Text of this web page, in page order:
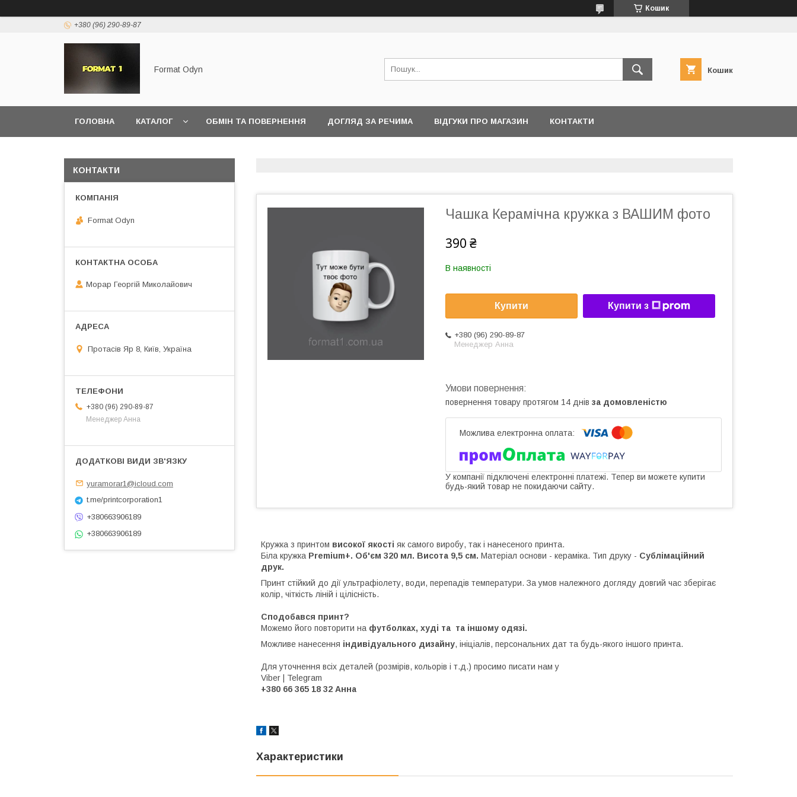
Кошик
+380 (96) 290-89-87
Format Odyn Кошик
ГОЛОВНА КАТАЛОГ ОБМІН ТА ПОВЕРНЕННЯ ДОГЛЯД ЗА РЕЧИМА ВІДГУКИ ПРО МАГАЗИН КОНТАКТИ
Чашка Керамічна кружка з ВАШИМ фото
390 ₴
В наявності
Купити Купити з
+380 (96) 290-89-87
Менеджер Анна
повернення товару протягом 14 днів за домовленістю
У компанії підключені електронні платежі. Тепер ви можете купити
будь-який товар не покидаючи сайту.
Кружка з принтом високої якості як самого виробу, так і нанесеного принта.
Біла кружка Premium+. Об'єм 320 мл. Висота 9,5 см. Матеріал основи - кераміка. Тип друку - Сублімаційний
друк.
Принт стійкий до дії ультрафіолету, води, перепадів температури. За умов належного догляду довгий час зберігає
колір, чіткість ліній і цілісність.
Сподобався принт?
Можемо його повторити на футболках, худі та та іншому одязі.
Можливе нанесення індивідуального дизайну, ініціалів, персональних дат та будь-якого іншого принта.
Для уточнення всіх деталей (розмірів, кольорів і т.д.) просимо писати нам у
Viber | Telegram
+380 66 365 18 32 Анна
Характеристики
КОНТАКТИ
Format Odyn
Морар Георгій Миколайович
Протасів Яр 8, Київ, Україна
+380 (96) 290-89-87
Менеджер Анна
yuramorar1@icloud.com
t.me/printcorporation1
+380663906189
+380663906189